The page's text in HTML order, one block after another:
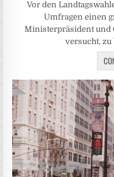
Vor den
Umfragen einen
Ministerpräsident und
versucht, zu